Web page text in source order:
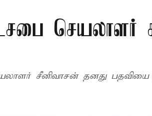
செயலாளர்
சீனிவாசன் தனது பதவியை